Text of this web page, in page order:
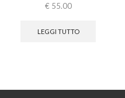
€ 55.00
LEGGI TUTTO